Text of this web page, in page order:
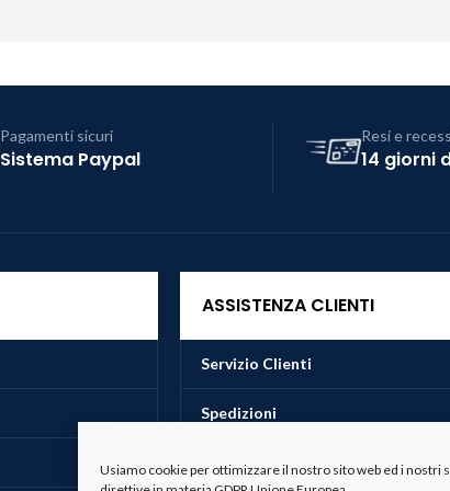
Usiamo cookie per ottimizzare il nostro sito web ed i nostri
Pagamenti sicuri
Sistema Paypal
Resi e
14 giorni
ASSISTENZA CLIENTI
Servizio Clienti
Spedizioni
Resi e Recessi